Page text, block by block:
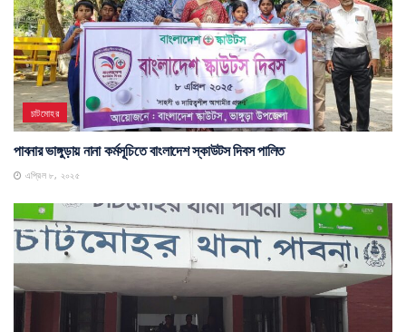
চাটমোহর
পাবনার ভাঙ্গুড়ায় নানা কর্মসূচিতে বাংলাদেশ স্কাউটস দিবস পালিত
এপ্রিল ৮, ২০২৫